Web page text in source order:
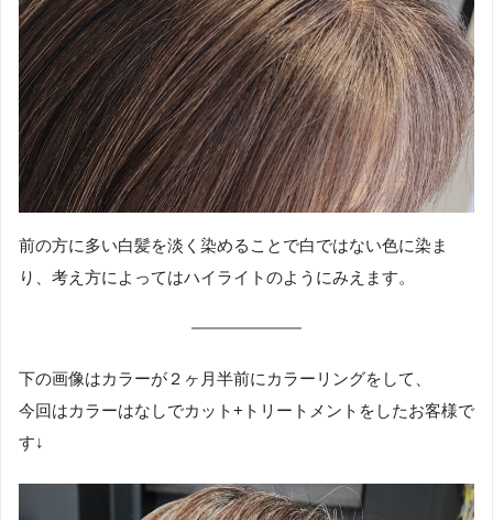
前の方に多い白髪を淡く染めることで白ではない色に染ま
り、考え方によってはハイライトのようにみえます。
下の画像はカラーが２ヶ月半前にカラーリングをして、
今回はカラーはなしでカット+トリートメントをしたお客様で
す↓